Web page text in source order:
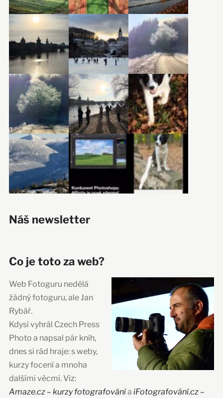
Náš newsletter
Co je toto za web?
Web Fotoguru nedělá
žádný fotoguru, ale Jan
Rybář.
Kdysi vyhrál Czech Press
Photo a napsal pár knih,
dnes si rád hraje: s weby,
kurzy focení a mnoha
dalšími věcmi. Viz:
Amaze.cz – kurzy fotografovánía iFotografování.cz –